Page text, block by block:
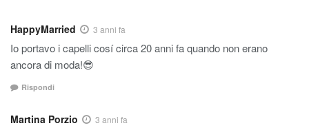
HappyMarried 3 anni fa
Io portavo i capelli cosí circa 20 anni fa quando non erano
ancora di moda!😎
Rispondi
Martina Porzio 3 anni fa